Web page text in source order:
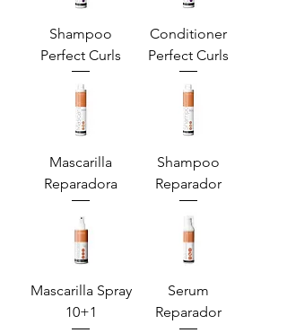
Shampoo
Perfect Curls
Conditioner
Perfect Curls
Mascarilla
Reparadora
Shampoo
Reparador
Mascarilla Spray
10+1
Serum
Reparador